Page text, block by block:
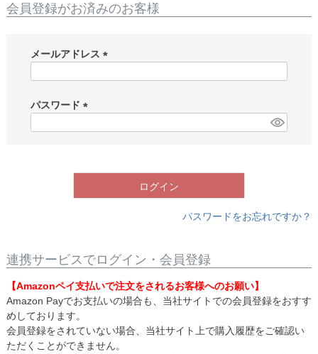
会員登録がお済みのお客様
メールアドレス
)
パスワード
ログイン
パスワードをお忘れですか？
連携サービスでログイン・会員登録
【Amazonペイ支払いで注文をされるお客様へのお願い】
Amazon Payでお支払いの場合も、当社サイトでの会員登録をおすす
めしております。
会員登録をされていない場合、当社サイト上で購入履歴をご確認い
ただくことができません。